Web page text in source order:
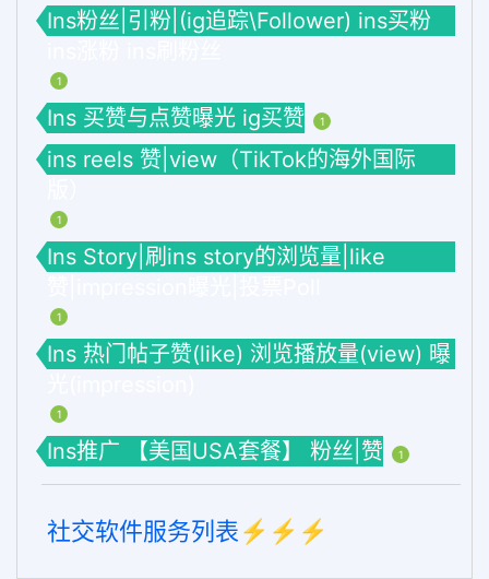
Ins粉丝|引粉|(ig追踪\Follower) ins买粉
1
Ins 买赞与点赞曝光 ig买赞 1
ins reels 赞|view（TikTok的海外国际
1
Ins Story|刷ins story的浏览量|like
1
Ins 热门帖子赞(like) 浏览播放量(view) 曝
1
Ins推广 【美国USA套餐】 粉丝|赞 1
社交软件服务列表⚡️⚡️⚡️